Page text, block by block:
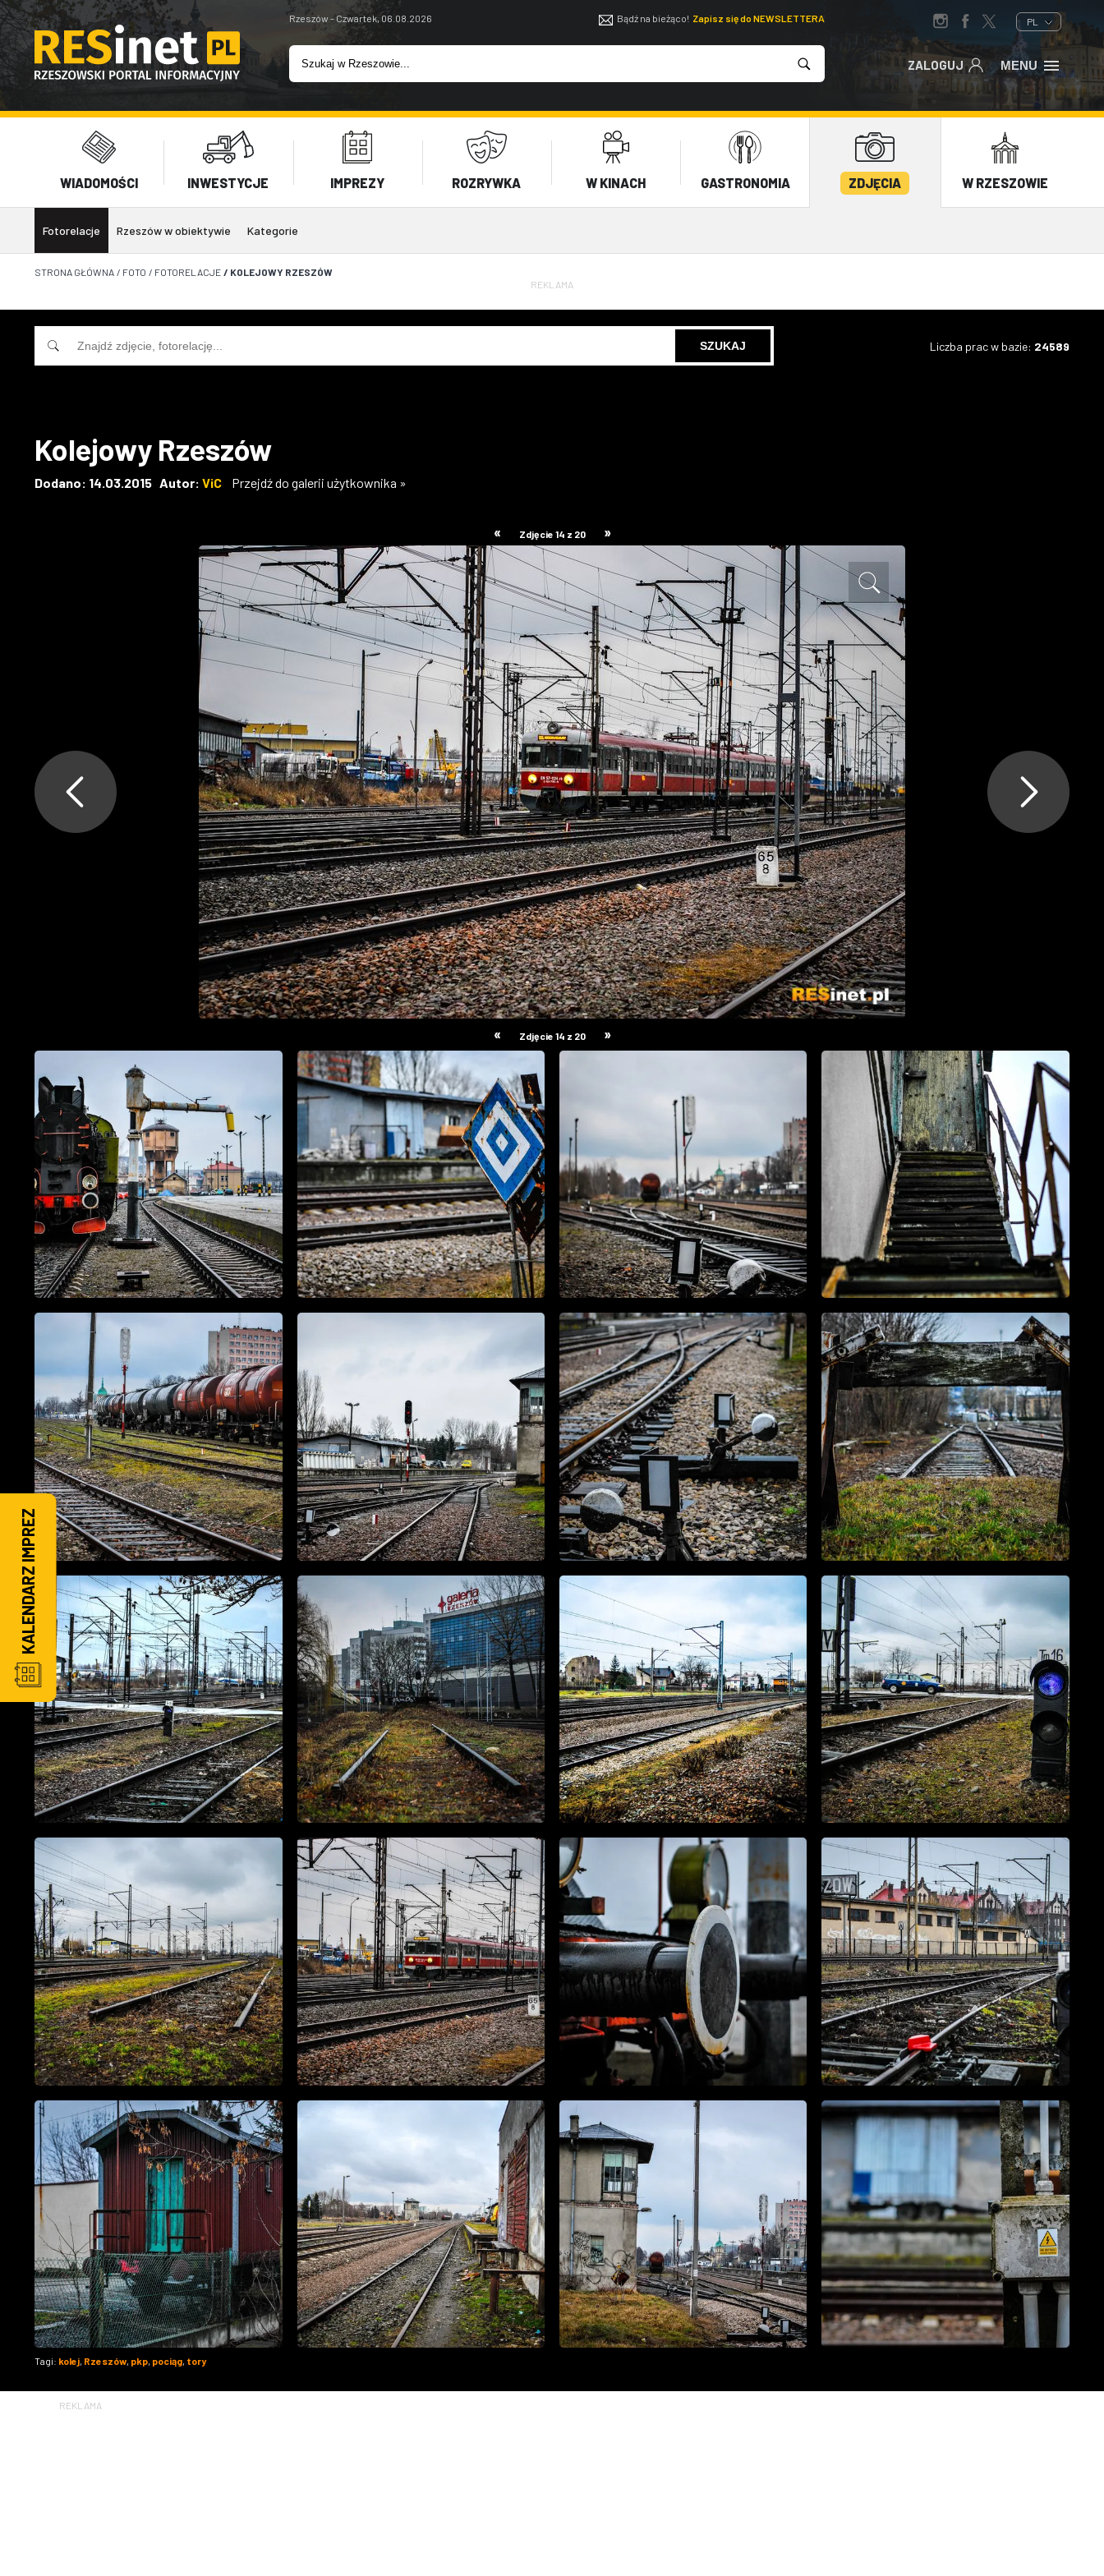
Rzeszów - Czwartek, 06.08.2026 Bądź na bieżąco! Zapisz się do NEWSLETTERA PL
ZALOGUJ MENU
WIADOMOŚCI INWESTYCJE IMPREZY ROZRYWKA W KINACH GASTRONOMIA ZDJĘCIA W RZESZOWIE
Fotorelacje Rzeszów w obiektywie Kategorie
STRONA GŁÓWNA / FOTO / FOTORELACJE / KOLEJOWY RZESZÓW
REKLAMA
Liczba prac w bazie: 24589
Kolejowy Rzeszów
Dodano: 14.03.2015 Autor: ViC Przejdź do galerii użytkownika »
« Zdjęcie 14 z 20 »
« Zdjęcie 14 z 20 »
Tagi: kolej, Rzeszów, pkp, pociąg, tory
REKLAMA
KALENDARZ IMPREZ